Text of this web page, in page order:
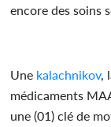
encore des soins
Une kalachnikov,
médicaments
une (01) clé de